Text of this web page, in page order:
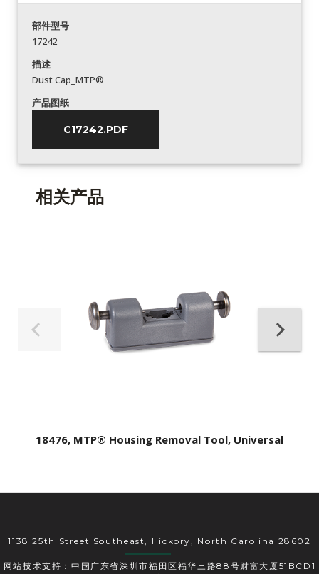
部件型号
17242
描述
Dust Cap_MTP®
产品图纸
C17242.PDF
相关产品
18476, MTP® Housing Removal Tool, Universal
1138 25th Street Southeast, Hickory, North Carolina 28602
网站技术支持：中国广东省深圳市福田区福华三路88号财富大厦51BCD1